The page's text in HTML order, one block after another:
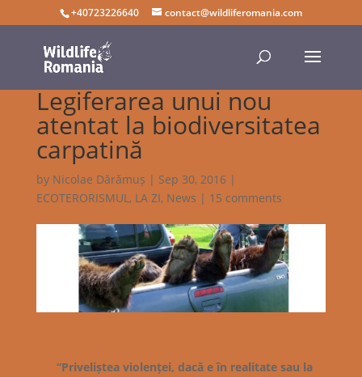
+40723226640 contact@wildliferomania.com
Legiferarea unui nou
atentat la biodiversitatea
carpatină
by Nicolae Dărămuș | Sep 30, 2016|
ECOTERORISMUL, LA ZI, News | 15 comments
“Priveliștea violenței, dacă e în realitate sau la